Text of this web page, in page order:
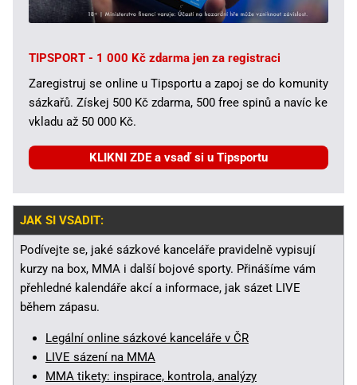
TIPSPORT - 1 000 Kč zdarma jen za registraci
Zaregistruj se online u Tipsportu a zapoj se do komunity
sázkařů. Získej 500 Kč zdarma, 500 free spinů a navíc ke
vkladu až 50 000 Kč.
KLIKNI ZDE a vsaď si u Tipsportu
JAK SI VSADIT:
Podívejte se, jaké sázkové kanceláře pravidelně vypisují
kurzy na box, MMA i další bojové sporty. Přinášíme vám
přehledné kalendáře akcí a informace, jak sázet LIVE
během zápasu.
Legální online sázkové kanceláře v ČR
LIVE sázení na MMA
MMA tikety: inspirace, kontrola, analýzy